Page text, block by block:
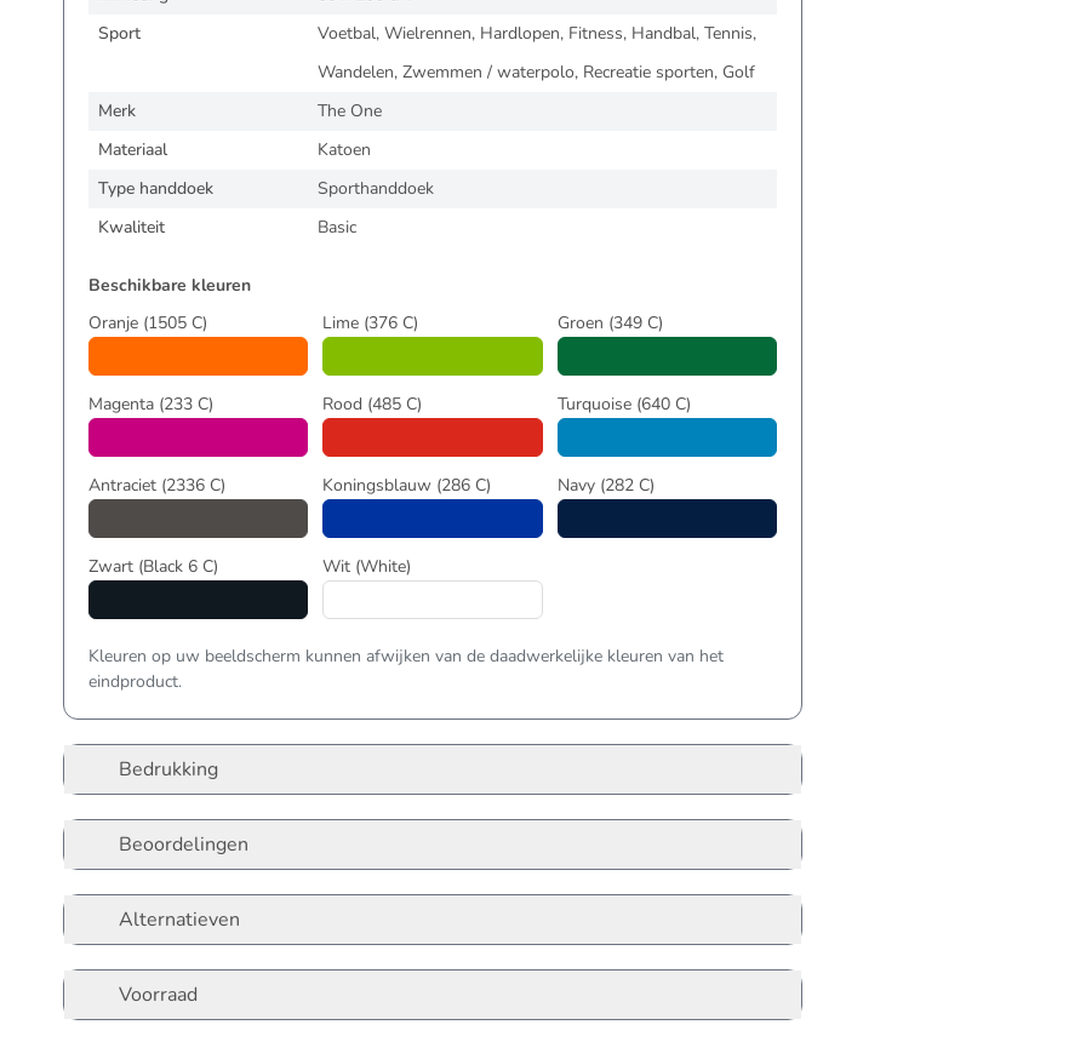
Sport
Voetbal, Wielrennen, Hardlopen, Fitness, Handbal, Tennis,
Wandelen, Zwemmen / waterpolo, Recreatie sporten, Golf
Merk
The One
Materiaal
Katoen
Type handdoek
Sporthanddoek
Kwaliteit
Basic
Beschikbare kleuren
Oranje (1505 C) Lime (376 C) Groen (349 C)
Magenta (233 C) Rood (485 C) Turquoise (640 C)
Antraciet (2336 C) Koningsblauw (286 C) Navy (282 C)
Zwart (Black 6 C) Wit (White)
Kleuren op uw beeldscherm kunnen afwijken van de daadwerkelijke kleuren van het
eindproduct.
Bedrukking
Beoordelingen
Alternatieven
Voorraad